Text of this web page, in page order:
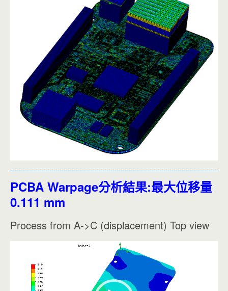
PCBA Warpage分析結果:最大位移量
0.111 mm
Process from A->C (displacement) Top view